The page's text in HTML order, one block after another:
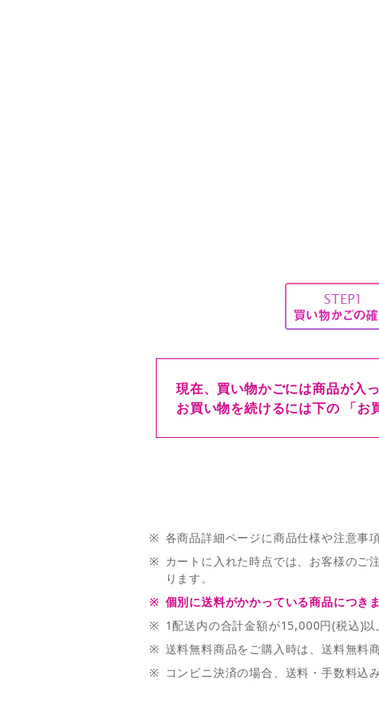
現在、買い物かごには商品が入
お買い物を続けるには下の 「お
※ 各商品詳細ページに商品仕様や注意事
※ カートに入れた時点では、お客様のご
ります。
※ 個別に送料がかかっている商品につき
※ 1配送内の合計金額が15,000円(税込)以
※ 送料無料商品をご購入時は、送料無料
※ コンビニ決済の場合、送料・手数料込